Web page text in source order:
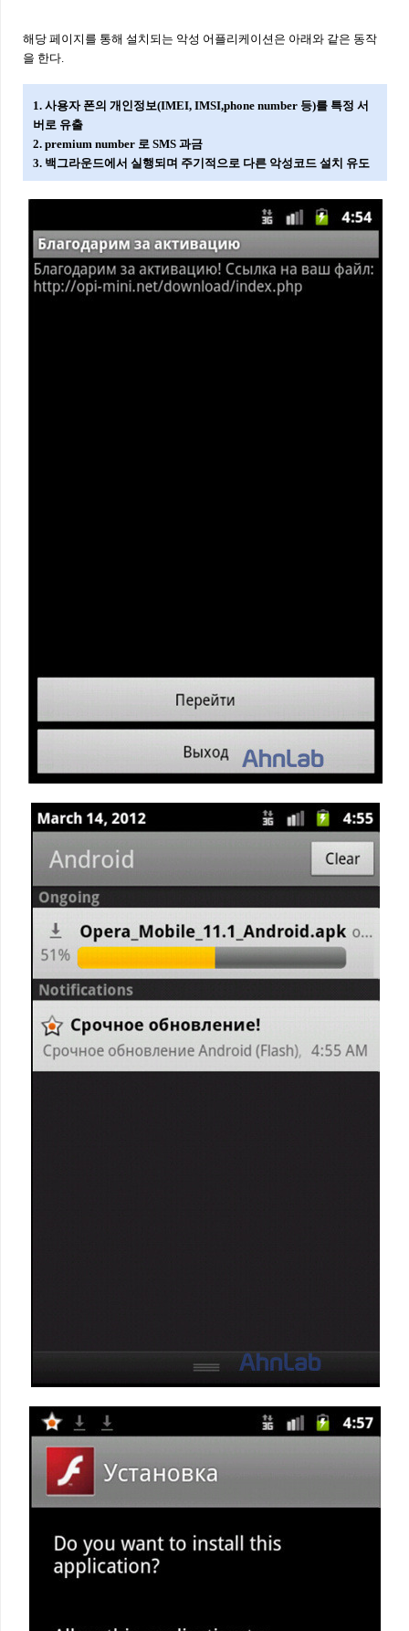
해당 페이지를 통해 설치되는 악성 어플리케이션은 아래와 같은 동작
을 한다.
1. 사용자 폰의 개인정보(IMEI, IMSI,phone number 등)를 특정 서
버로 유출
2. premium number 로 SMS 과금
3. 백그라운드에서 실행되며 주기적으로 다른 악성코드 설치 유도